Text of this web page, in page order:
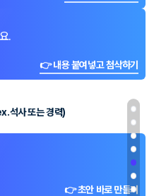
.
👉 내용 붙여넣고 첨삭하기
석사 또는 경력)
👉 초안 바로 만들기